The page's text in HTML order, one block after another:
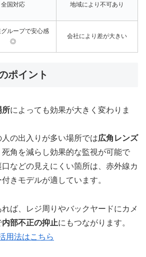
全国対応 地域により不可あり
ループで安心感
◎
会社により差が大きい
ポイント
所によっても効果が大きく変わりま
の出入りが多い場所では広角レンズ
角を減らし効果的な監視が可能で
などの見えにくい箇所は、赤外線カ
きモデルが適しています。
ば、レジ周りやバックヤードにカメ
内部不正の抑止にもつながります。
用法はこちら